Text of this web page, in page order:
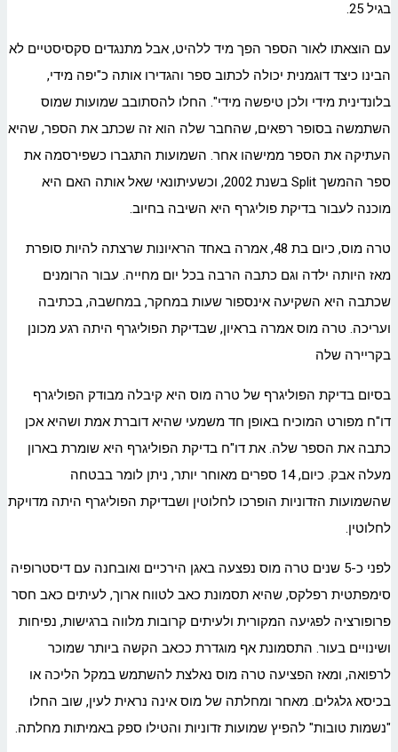
בגיל 25.
עם הוצאתו לאור הספר הפך מיד ללהיט, אבל מתנגדים סקסיסטיים לא
הבינו כיצד דוגמנית יכולה לכתוב ספר והגדירו אותה כ"יפה מידי,
בלונדינית מידי ולכן טיפשה מידי". החלו להסתובב שמועות שמוס
השתמשה בסופר רפאים, שהחבר שלה הוא זה שכתב את הספר, שהיא
העתיקה את הספר ממישהו אחר. השמועות התגברו כשפירסמה את
ספר ההמשך Split בשנת 2002, וכשעיתונאי שאל אותה האם היא
מוכנה לעבור בדיקת פוליגרף היא השיבה בחיוב.
טרה מוס, כיום בת 48, אמרה באחד הראיונות שרצתה להיות סופרת
מאז היותה ילדה וגם כתבה הרבה בכל יום מחייה. עבור הרומנים
שכתבה היא השקיעה אינספור שעות במחקר, במחשבה, בכתיבה
ועריכה. טרה מוס אמרה בראיון, שבדיקת הפוליגרף היתה רגע מכונן
בקריירה שלה
בסיום בדיקת הפוליגרף של טרה מוס היא קיבלה מבודק הפוליגרף
דו"ח מפורט המוכיח באופן חד משמעי שהיא דוברת אמת ושהיא אכן
כתבה את הספר שלה. את דו"ח בדיקת הפוליגרף היא שומרת בארון
מעלה אבק. כיום, 14 ספרים מאוחר יותר, ניתן לומר בבטחה
שהשמועות הזדוניות הופרכו לחלוטין ושבדיקת הפוליגרף היתה מדויקת
לחלוטין.
לפני כ-5 שנים טרה מוס נפצעה באגן הירכיים ואובחנה עם דיסטרופיה
סימפתטית רפלקס, שהיא תסמונת כאב לטווח ארוך, לעיתים כאב חסר
פרופורציה לפגיעה המקורית ולעיתים קרובות מלווה ברגישות, נפיחות
ושינויים בעור. התסמונת אף מוגדרת ככאב הקשה ביותר שמוכר
לרפואה, ומאז הפציעה טרה מוס נאלצת להשתמש במקל הליכה או
בכיסא גלגלים. מאחר ומחלתה של מוס אינה נראית לעין, שוב החלו
"נשמות טובות" להפיץ שמועות זדוניות והטילו ספק באמיתות מחלתה.